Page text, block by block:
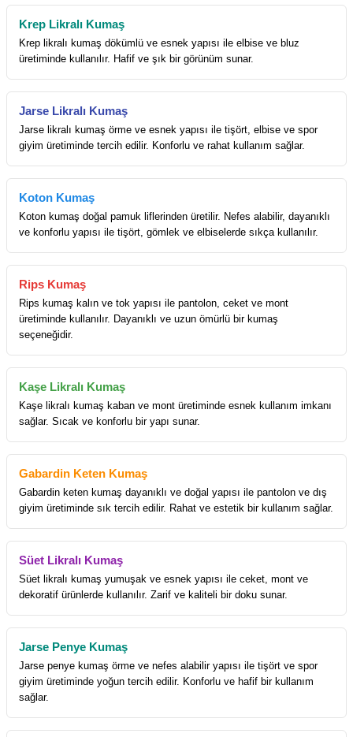
Krep Likralı Kumaş
Krep likralı kumaş dökümlü ve esnek yapısı ile elbise ve bluz
üretiminde kullanılır. Hafif ve şık bir görünüm sunar.
Jarse Likralı Kumaş
Jarse likralı kumaş örme ve esnek yapısı ile tişört, elbise ve spor
giyim üretiminde tercih edilir. Konforlu ve rahat kullanım sağlar.
Koton Kumaş
Koton kumaş doğal pamuk liflerinden üretilir. Nefes alabilir, dayanıklı
ve konforlu yapısı ile tişört, gömlek ve elbiselerde sıkça kullanılır.
Rips Kumaş
Rips kumaş kalın ve tok yapısı ile pantolon, ceket ve mont
üretiminde kullanılır. Dayanıklı ve uzun ömürlü bir kumaş
seçeneğidir.
Kaşe Likralı Kumaş
Kaşe likralı kumaş kaban ve mont üretiminde esnek kullanım imkanı
sağlar. Sıcak ve konforlu bir yapı sunar.
Gabardin Keten Kumaş
Gabardin keten kumaş dayanıklı ve doğal yapısı ile pantolon ve dış
giyim üretiminde sık tercih edilir. Rahat ve estetik bir kullanım sağlar.
Süet Likralı Kumaş
Süet likralı kumaş yumuşak ve esnek yapısı ile ceket, mont ve
dekoratif ürünlerde kullanılır. Zarif ve kaliteli bir doku sunar.
Jarse Penye Kumaş
Jarse penye kumaş örme ve nefes alabilir yapısı ile tişört ve spor
giyim üretiminde yoğun tercih edilir. Konforlu ve hafif bir kullanım
sağlar.